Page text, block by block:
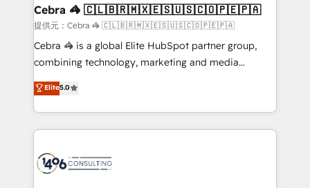
CS: 245% organic growth & +751% new visitors for a
full-funnel HubSpot project ✨ CS: 415% conversion
boost with a new HubSpot site Recognized leaders:
🏆 HubSpot Platform Migration Impact Award 🏆
Inbound Campaign of the Year 🏆 Gold AVA Digital
Award for Best Website 🌟 Accreditations: CRM
Cebra 🦓 🇨🇱🇧🇷🇲🇽🇪🇸🇺🇸🇨🇴🇵🇪🇵🇦
提供元：Cebra 🦓 🇨🇱🇧🇷🇲🇽🇪🇸🇺🇸🇨🇴🇵🇪🇵🇦
Cebra 🦓 is a global Elite HubSpot partner group,
combining technology, marketing and media
expertise across Latin America and Southern
Europe, with teams across 7 countries. Born in Chile,
we combine local insight with international reach to
help businesses grow through technology, creativity,
500+ HubSpot implementations, building end-to-
Elite5.0